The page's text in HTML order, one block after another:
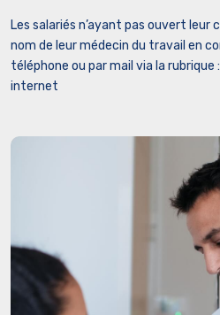
Les salariés n’ayant pas ouvert
nom de leur médecin du travail en
téléphone ou par mail via la rubrique :
internet